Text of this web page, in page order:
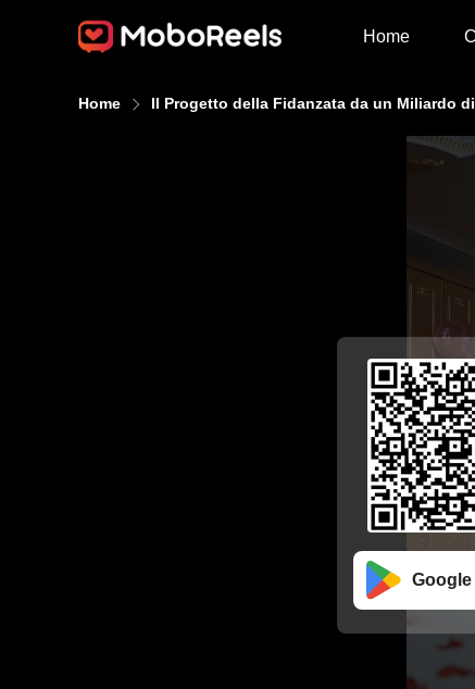
Home
Home Il Progetto della Fidanzata da un Miliardo
Google